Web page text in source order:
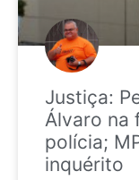
Justiça:
Álvaro na
polícia;
inquérito